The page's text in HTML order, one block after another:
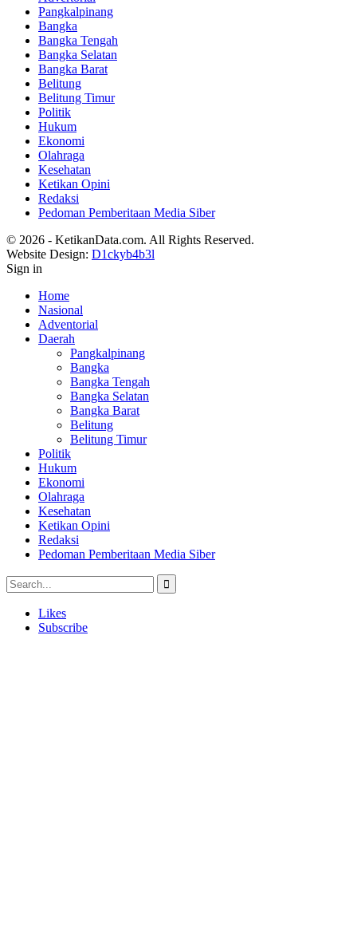
Pangkalpinang
Bangka
Bangka Tengah
Bangka Selatan
Bangka Barat
Belitung
Belitung Timur
Politik
Hukum
Ekonomi
Olahraga
Kesehatan
Ketikan Opini
Redaksi
Pedoman Pemberitaan Media Siber
© 2026 - KetikanData.com. All Rights Reserved.
Website Design: D1ckyb4b3l
Sign in
Home
Nasional
Adventorial
Daerah
Pangkalpinang
Bangka
Bangka Tengah
Bangka Selatan
Bangka Barat
Belitung
Belitung Timur
Politik
Hukum
Ekonomi
Olahraga
Kesehatan
Ketikan Opini
Redaksi
Pedoman Pemberitaan Media Siber
Likes
Subscribe